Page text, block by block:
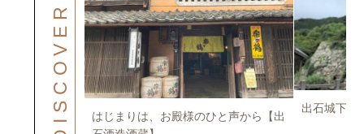
DISCOVER
ズパ -ほろよ
はじまりは、お殿様のひと声から【出
出石城下町